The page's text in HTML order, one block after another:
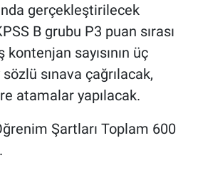
gerçekleştirilecek
B grubu P3 puan sırası
kontenjan sayısının üç
sınava çağrılacak,
atamalar yapılacak.
Şartları Toplam 600